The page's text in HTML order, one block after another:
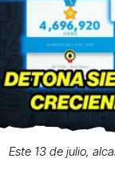
Este 13 de julio,